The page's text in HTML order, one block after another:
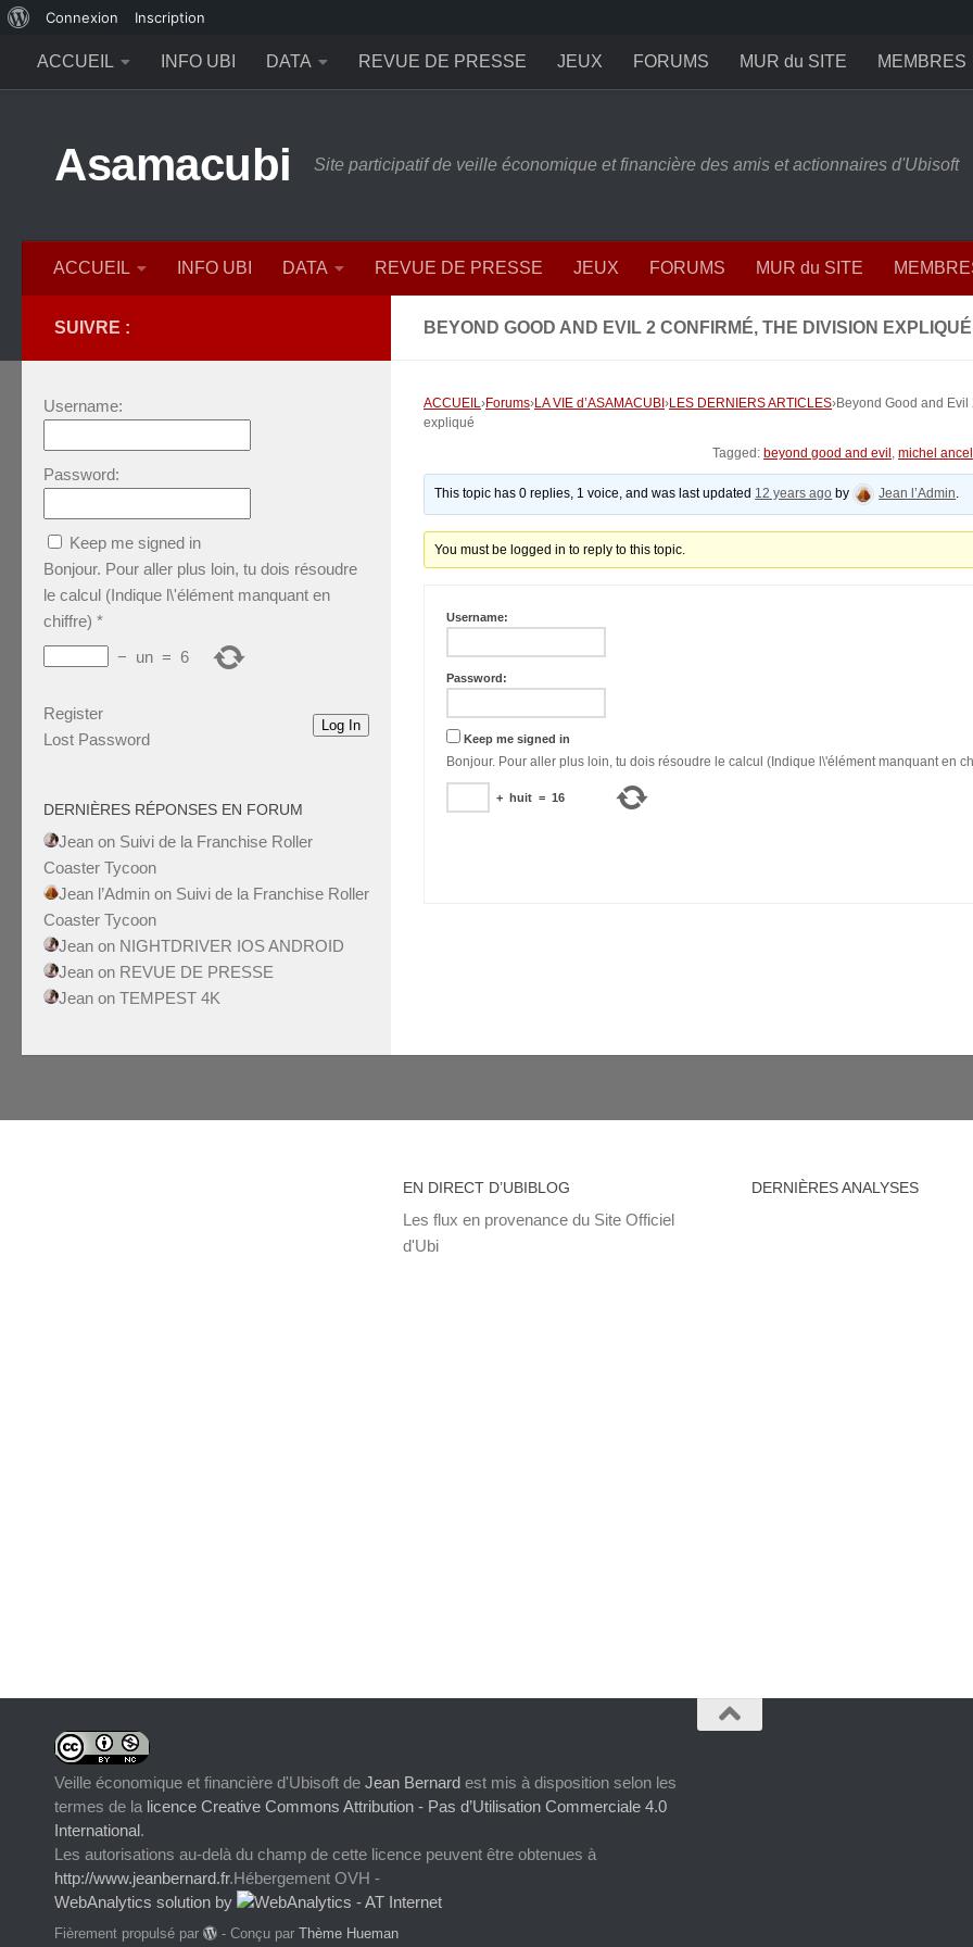
propos
de
Connexion Inscription
ACCUEIL
INFO UBI DATA REVUE DE PRESSE JEUX FORUMS MUR du SITE MEMBRES
Asamacubi Site participatif de veille économique et financière des amis et actionnaires d'Ubisoft
ACCUEIL INFO UBI DATA REVUE DE PRESSE JEUX FORUMS MUR du SITE
BEYOND GOOD AND EVIL 2 CONFIRMÉ, THE DIVISION EXPLIQUÉ
ACCUEIL›Forums›LA VIE d’ASAMACUBI ›LES DERNIERS ARTICLES›Beyond Good and
expliqué
Tagged: beyond good and evil , michel ancel
This topic has 0 replies, 1 voice, and was last updated 12 years ago by Jean l’Admin.
You must be logged in to reply to this topic.
Username:
Password:
Keep me signed in
Bonjour. Pour aller plus loin, tu dois résoudre le calcul (Indique l\'élément manquant en
+ huit = 16
SUIVRE :
Username:
Password:
Keep me signed in
Bonjour. Pour aller plus loin, tu dois résoudre
le calcul (Indique l\'élément manquant en
chiffre) *
− un = 6
Log In
Register
Lost Password
DERNIÈRES RÉPONSES EN FORUM
Jean on Suivi de la Franchise Roller
Coaster Tycoon
Jean l’Admin on Suivi de la Franchise Roller
Coaster Tycoon
Jean on NIGHTDRIVER IOS ANDROID
Jean on REVUE DE PRESSE
Jean on TEMPEST 4K
EN DIRECT D’UBIBLOG
Les flux en provenance du Site Officiel
d'Ubi
DERNIÈRES ANALYSES
Veille économique et financière d'Ubisoft de Jean Bernard est mis à disposition selon les
termes de la licence Creative Commons Attribution - Pas d’Utilisation Commerciale 4.0
International.
Les autorisations au-delà du champ de cette licence peuvent être obtenues à
http://www.jeanbernard.fr.Hébergement OVH -
WebAnalytics solution by
Fièrement propulsé par - Conçu parThème Hueman